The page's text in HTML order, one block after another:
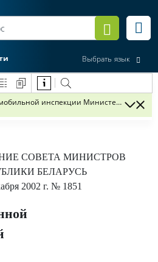
Выбрать язык
инспекции Министерства
СОВЕТА МИНИСТРОВ
БЕЛАРУСЬ
2002 г. № 1851